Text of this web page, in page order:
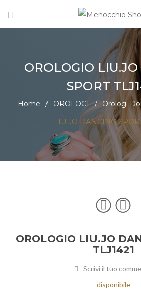
OROLOGIO
SPORT
Home / OROLOGI / Orologi
LIU.JO DANCING
OROLOGIO LIU.JO
TLJ1421
Scrivi il tuo
disponibile